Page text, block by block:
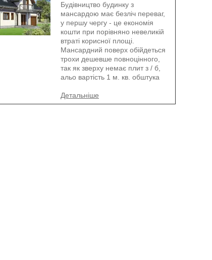
Будівництво будинку з
мансардою має безліч переваг,
у першу чергу - це економія
кошти при порівняно невеликій
втраті корисної площі.
Мансардний поверх обійдеться
трохи дешевше повноцінного,
так як зверху немає плит з / б,
альо вартість 1 м. кв. обштука